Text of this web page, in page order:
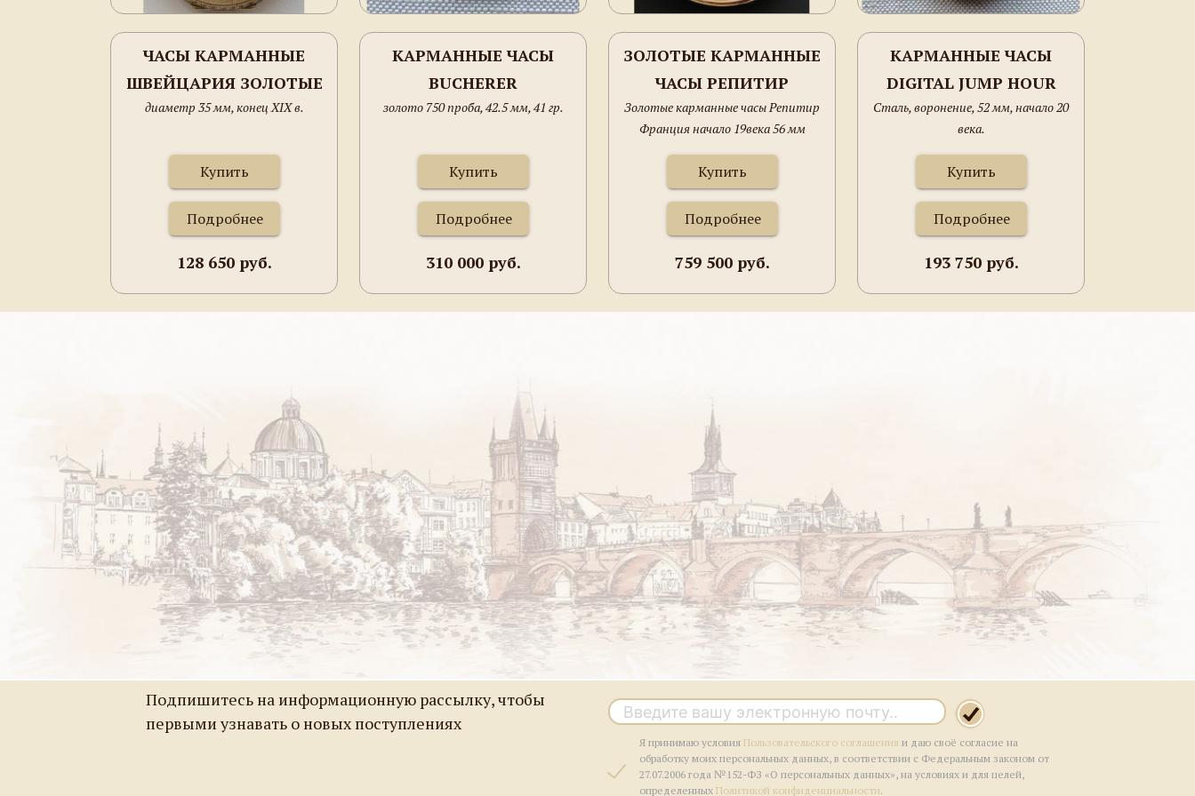
ЧАСЫ КАРМАННЫЕ
ШВЕЙЦАРИЯ ЗОЛОТЫЕ
диаметр 35 мм, конец XIX в.
Купить
Подробнее
128 650 руб.
КАРМАННЫЕ ЧАСЫ
BUCHERER
золото 750 проба, 42.5 мм, 41 гр.
Купить
Подробнее
310 000 руб.
ЗОЛОТЫЕ КАРМАННЫЕ
ЧАСЫ РЕПИТИР
ФРАНЦИЯ НАЧАЛО
19ВЕКА 56 ММ 97ГРАММ
Золотые карманные часы Репитир
Франция начало 19века 56 мм
Купить
Подробнее
759 500 руб.
КАРМАННЫЕ ЧАСЫ
DIGITAL JUMP HOUR
Cталь, воронение, 52 мм, начало 20
века.
Купить
Подробнее
193 750 руб.
Подпишитесь на информационную рассылку, чтобы
первыми узнавать о новых поступлениях
Я принимаю условия Пользовательского соглашения и даю своё согласие на
обработку моих персональных данных, в соответствии с Федеральным законом от
27.07.2006 года №152-ФЗ «О персональных данных», на условиях и для целей,
определенных Политикой конфиденциальности.